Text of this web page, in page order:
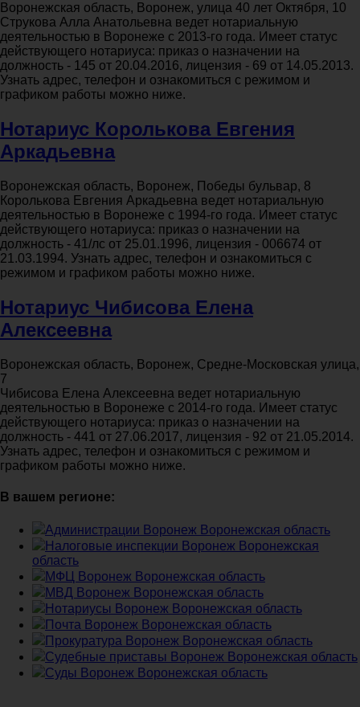
Воронежская область, Воронеж, улица 40 лет Октября, 10
Струкова Алла Анатольевна ведет нотариальную
деятельностью в Воронеже с 2013-го года. Имеет статус
действующего нотариуса: приказ о назначении на
должность - 145 от 20.04.2016, лицензия - 69 от 14.05.2013.
Узнать адрес, телефон и ознакомиться с режимом и
графиком работы можно ниже.
Нотариус Королькова Евгения
Аркадьевна
Воронежская область, Воронеж, Победы бульвар, 8
Королькова Евгения Аркадьевна ведет нотариальную
деятельностью в Воронеже с 1994-го года. Имеет статус
действующего нотариуса: приказ о назначении на
должность - 41/лс от 25.01.1996, лицензия - 006674 от
21.03.1994. Узнать адрес, телефон и ознакомиться с
режимом и графиком работы можно ниже.
Нотариус Чибисова Елена
Алексеевна
Воронежская область, Воронеж, Средне-Московская улица,
7
Чибисова Елена Алексеевна ведет нотариальную
деятельностью в Воронеже с 2014-го года. Имеет статус
действующего нотариуса: приказ о назначении на
должность - 441 от 27.06.2017, лицензия - 92 от 21.05.2014.
Узнать адрес, телефон и ознакомиться с режимом и
графиком работы можно ниже.
В вашем регионе:
Администрации Воронеж Воронежская область
Налоговые инспекции Воронеж Воронежская
область
МФЦ Воронеж Воронежская область
МВД Воронеж Воронежская область
Нотариусы Воронеж Воронежская область
Почта Воронеж Воронежская область
Прокуратура Воронеж Воронежская область
Судебные приставы Воронеж Воронежская область
Суды Воронеж Воронежская область